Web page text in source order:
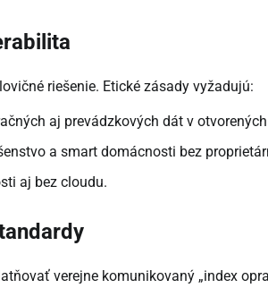
riešenie. Etické zásady vyžadujú:
aj prevádzkových dát v
a smart domácnosti bez
aj bez cloudu.
verejne komunikovaný „index